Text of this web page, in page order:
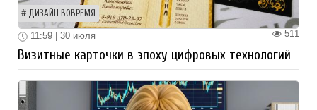
ДИЗАЙН ВОВРЕМЯ
511
11:59 | 30 июля
Визитные карточки в эпоху цифровых технологий